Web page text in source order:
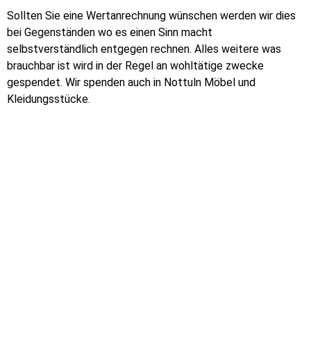
Sollten Sie eine Wertanrechnung wünschen werden wir dies
bei Gegenständen wo es einen Sinn macht
selbstverständlich entgegen rechnen. Alles weitere was
brauchbar ist wird in der Regel an wohltätige zwecke
gespendet. Wir spenden auch in Nottuln Möbel und
Kleidungsstücke.